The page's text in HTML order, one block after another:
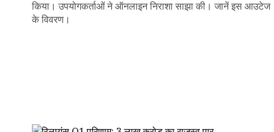
किया। उपयोगकर्ताओं ने ऑनलाइन निराशा साझा की। जानें इस आउटेज
के विवरण।